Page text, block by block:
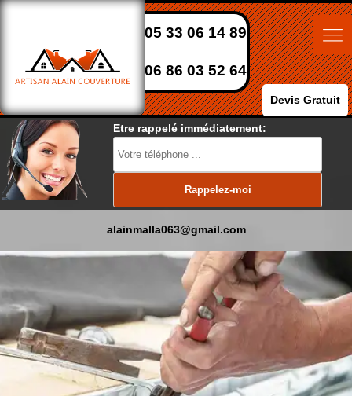
05 33 06 14 89
06 86 03 52 64
Devis Gratuit
Etre rappelé immédiatement:
alainmalla063@gmail.com